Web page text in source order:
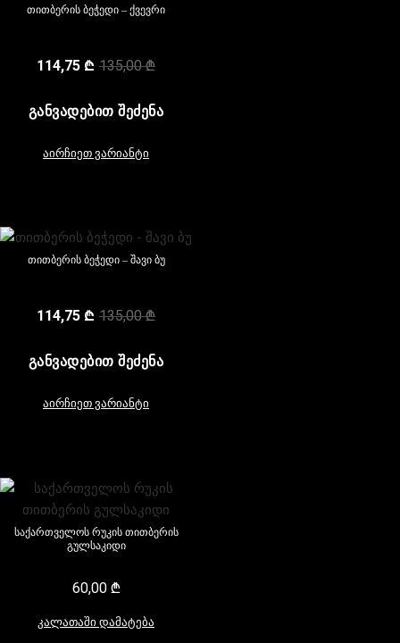
თითბერის ბეჭედი – ქვევრი
135,00₾
114,75 ₾
ᲒᲐᲜᲕᲐᲓᲔᲑᲘᲗ ᲨᲔᲫᲔᲜᲐ
აირჩიეთ ვარიანტი
თითბერის ბეჭედი – შავი ბუ
135,00₾
114,75 ₾
ᲒᲐᲜᲕᲐᲓᲔᲑᲘᲗ ᲨᲔᲫᲔᲜᲐ
აირჩიეთ ვარიანტი
საქართველოს რუკის თითბერის
გულსაკიდი
60,00 ₾
კალათაში დამატება